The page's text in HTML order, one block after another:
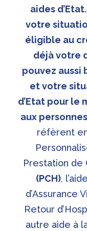
aides
votre
éligible au
déjà votre
pouvez aussi
et votre
d’Etat pour le
aux
réfèrent
Prestation de
(PCH),
d’Assurance
Retour
autre aide à